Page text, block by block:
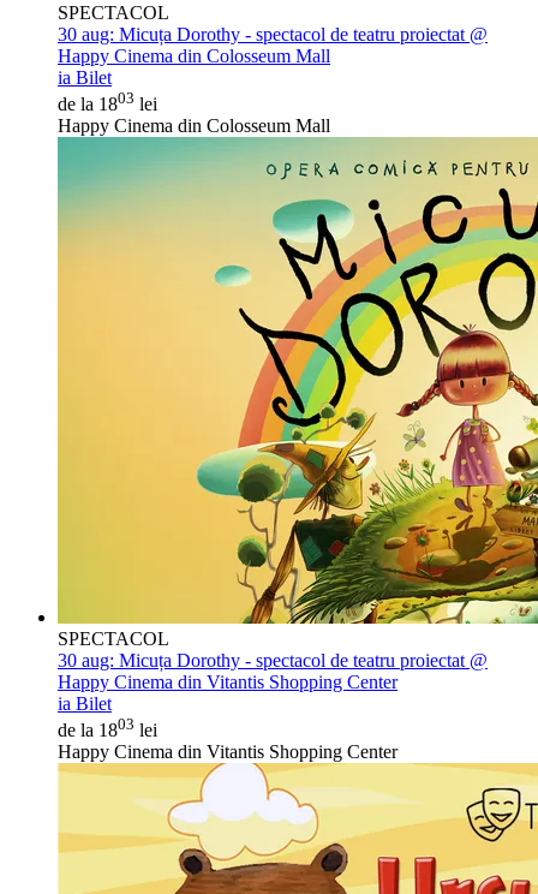
SPECTACOL
30 aug: Micuța Dorothy - spectacol de teatru proiectat @
Happy Cinema din Colosseum Mall
ia Bilet
de la 1803 lei
Happy Cinema din Colosseum Mall
SPECTACOL
30 aug: Micuța Dorothy - spectacol de teatru proiectat @
Happy Cinema din Vitantis Shopping Center
ia Bilet
de la 1803 lei
Happy Cinema din Vitantis Shopping Center